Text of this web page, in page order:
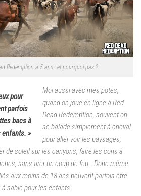
Redemption à 5 ans : et pourquoi pas ?
pour
parfois
bacs à
enfants. »
Moi aussi avec mes potes,
quand on joue en ligne à Red
Dead Redemption, souvent on
se balade simplement à cheval
pour aller voir les paysages,
de soleil sur les canyons, faire les cons à
sans tirer un coup de feu… Donc même
aux moins de 18 ans peuvent parfois être
sable pour les enfants.